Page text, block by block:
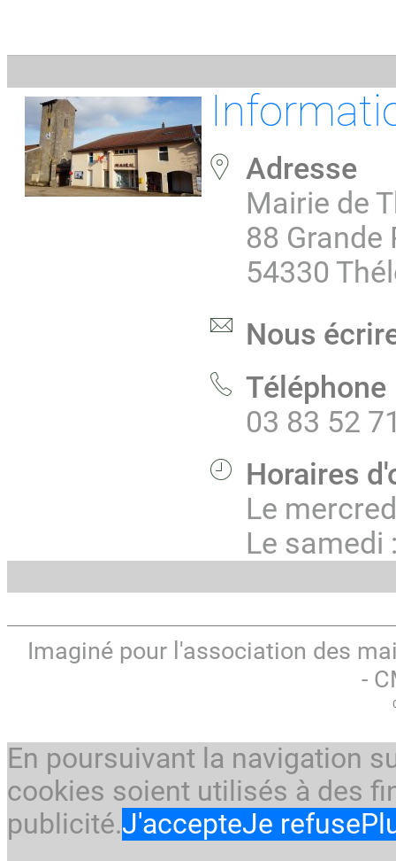
Adresse
Mairie de
88 Grande
54330
Nous
Téléphone
03 83 52
Horaires
Le
Le samedi
Imaginé pour l'association des
-
En poursuivant la navigation
cookies soient utilisés à des
publicité.J'accepteJe refuse